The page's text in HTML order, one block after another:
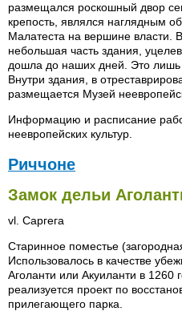
размещался роскошный двор
крепость, являлся наглядным
Малатеста на вершине власти.
небольшая часть здания,
дошла до наших дней. Это лишь
Внутри здания, в
размещается Музей
Информацию и расписание
неевропейских культур.
Риччоне
Замок дельи
vl. Саргега
Старинное поместье
Использовалось в качестве
Аголанти или Акуиланти в 1260
реализуется проект по
прилегающего парка.